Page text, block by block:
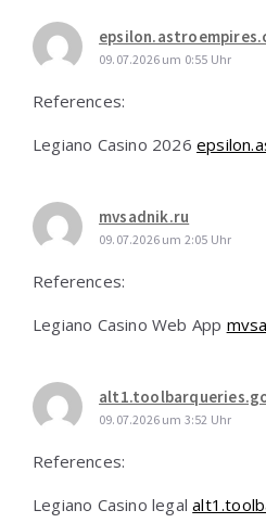
09.07.2026 um 0:55 Uhr
References:
Legiano Casino 2026
mvsadnik.ru
09.07.2026 um 2:05 Uhr
References:
Legiano Casino Web App
09.07.2026 um 3:52 Uhr
References:
Legiano Casino legal